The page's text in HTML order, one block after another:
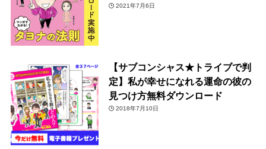
2021年7月6日
【サブコンシャス★トライブで判
定】私が幸せになれる運命の彼の
見つけ方無料ダウンロード
2018年7月10日